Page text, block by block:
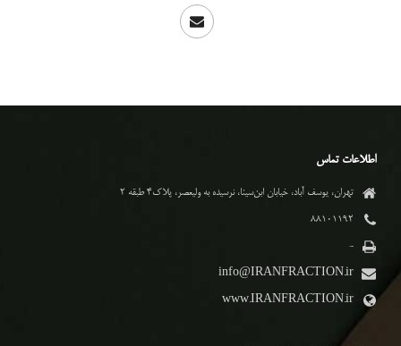
اطلاعات تماس
تهران، یوسف آباد، خیابان ابن‌سینا، نرسیده به ولیعصر، پلاک۴ طبقه ۲
۸۸۱۰۱۱۹۲
-
info@IRANFRACTION.ir
www.IRANFRACTION.ir